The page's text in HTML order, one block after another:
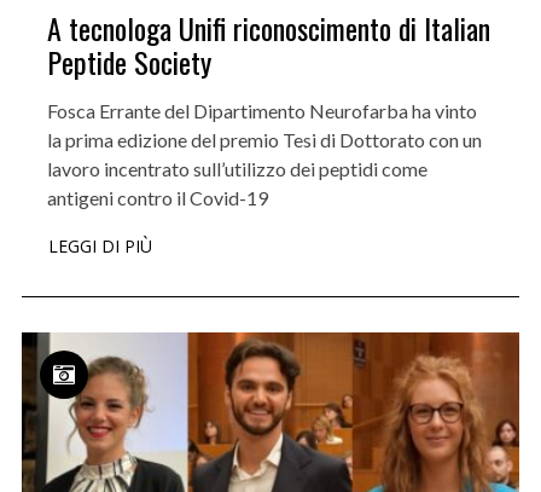
A tecnologa Unifi riconoscimento di Italian
Peptide Society
Fosca Errante del Dipartimento Neurofarba ha vinto
la prima edizione del premio Tesi di Dottorato con un
lavoro incentrato sull’utilizzo dei peptidi come
antigeni contro il Covid-19
LEGGI DI PIÙ